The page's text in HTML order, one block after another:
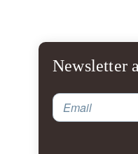
Newsletter
Email